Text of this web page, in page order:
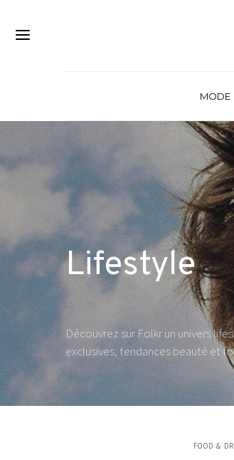
MODE
Lifestyle
Découvrez sur Folkr un univers
exclusives, tendances beauté et
FOOD &